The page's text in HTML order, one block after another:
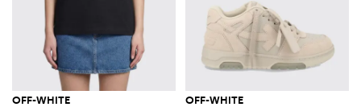
OFF-WHITE OFF-WHITE